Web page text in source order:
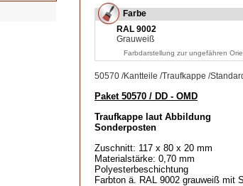
Farbe
RAL 9002
Grauweiß
Farbdarstellung zur ungefähren
50570 /Kantteile /Traufkappe /
Paket 50570 / DD - OMD
Traufkappe laut Abbildung
Sonderposten
Zuschnitt: 117 x 80 x 20 mm
Materialstärke: 0,70 mm
Polyesterbeschichtung
Farbton ä. RAL 9002 grauweiß mit